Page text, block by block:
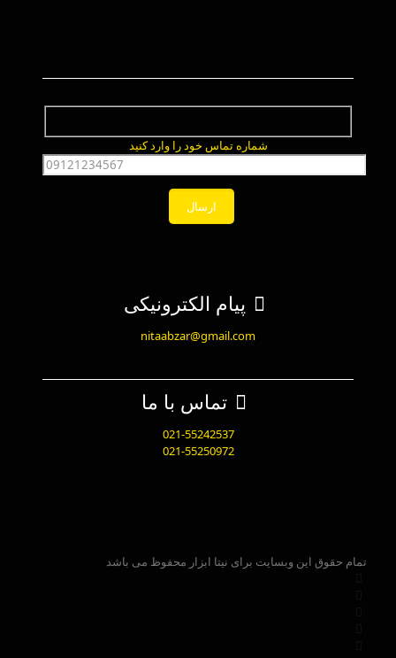
شماره تماس خود را وارد کنید
پیام الکترونیکی
nitaabzar@gmail.com
تماس با ما
021-55242537
021-55250972
تمام حقوق این وبسایت برای نیتا ابزار محفوظ می باشد